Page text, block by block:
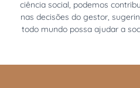
ciência social, podemos
nas decisões do gestor,
todo mundo possa ajudar a